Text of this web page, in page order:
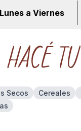
a Viernes
HACÉ
Secos Cereales